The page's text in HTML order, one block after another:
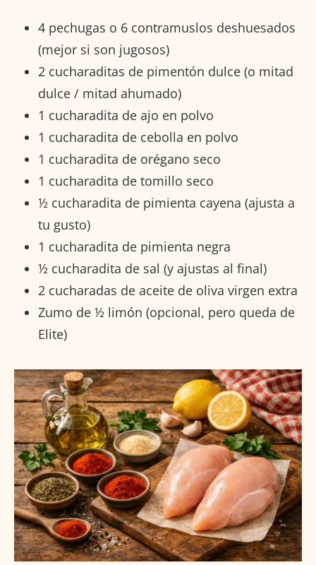
4 pechugas o 6 contramuslos deshuesados
(mejor si son jugosos)
2 cucharaditas de pimentón dulce (o mitad
dulce / mitad ahumado)
1 cucharadita de ajo en polvo
1 cucharadita de cebolla en polvo
1 cucharadita de orégano seco
1 cucharadita de tomillo seco
½ cucharadita de pimienta cayena (ajusta a
tu gusto)
1 cucharadita de pimienta negra
½ cucharadita de sal (y ajustas al final)
2 cucharadas de aceite de oliva virgen extra
Zumo de ½ limón (opcional, pero queda de
Elite)